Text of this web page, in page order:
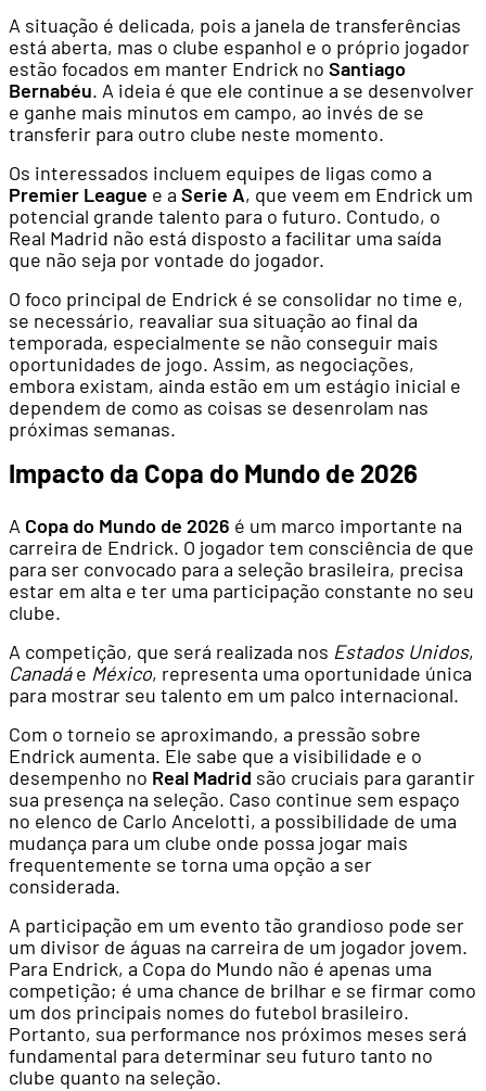
A situação é delicada, pois a janela de transferências
está aberta, mas o clube espanhol e o próprio jogador
estão focados em manter Endrick no Santiago
Bernabéu. A ideia é que ele continue a se desenvolver
e ganhe mais minutos em campo, ao invés de se
transferir para outro clube neste momento.
Os interessados incluem equipes de ligas como a
Premier League e a Serie A, que veem em Endrick um
potencial grande talento para o futuro. Contudo, o
Real Madrid não está disposto a facilitar uma saída
que não seja por vontade do jogador.
O foco principal de Endrick é se consolidar no time e,
se necessário, reavaliar sua situação ao final da
temporada, especialmente se não conseguir mais
oportunidades de jogo. Assim, as negociações,
embora existam, ainda estão em um estágio inicial e
dependem de como as coisas se desenrolam nas
próximas semanas.
Impacto da Copa do Mundo de 2026
A Copa do Mundo de 2026 é um marco importante na
carreira de Endrick. O jogador tem consciência de que
para ser convocado para a seleção brasileira, precisa
estar em alta e ter uma participação constante no seu
clube.
A competição, que será realizada nos Estados Unidos,
Canadáe México, representa uma oportunidade única
para mostrar seu talento em um palco internacional.
Com o torneio se aproximando, a pressão sobre
Endrick aumenta. Ele sabe que a visibilidade e o
desempenho no Real Madrid são cruciais para garantir
sua presença na seleção. Caso continue sem espaço
no elenco de Carlo Ancelotti, a possibilidade de uma
mudança para um clube onde possa jogar mais
frequentemente se torna uma opção a ser
considerada.
A participação em um evento tão grandioso pode ser
um divisor de águas na carreira de um jogador jovem.
Para Endrick, a Copa do Mundo não é apenas uma
competição; é uma chance de brilhar e se firmar como
um dos principais nomes do futebol brasileiro.
Portanto, sua performance nos próximos meses será
fundamental para determinar seu futuro tanto no
clube quanto na seleção.